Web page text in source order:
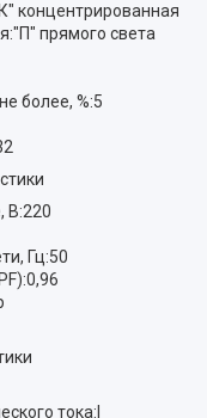
концентрированная
прямого света
более, %:5
В:220
Гц:50
тока:I